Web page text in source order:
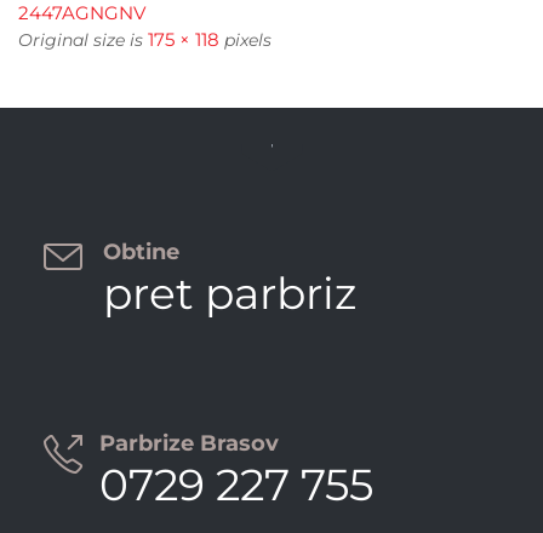
2447AGNGNV
Original size is 175 × 118 pixels
 Obtine
pret parbriz
 Parbrize Brasov
0729 227 755